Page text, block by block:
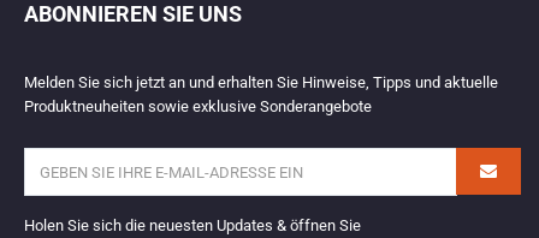
ABONNIEREN SIE UNS
Melden Sie sich jetzt an und erhalten Sie Hinweise, Tipps und aktuelle
Produktneuheiten sowie exklusive Sonderangebote
Holen Sie sich die neuesten Updates & öffnen Sie